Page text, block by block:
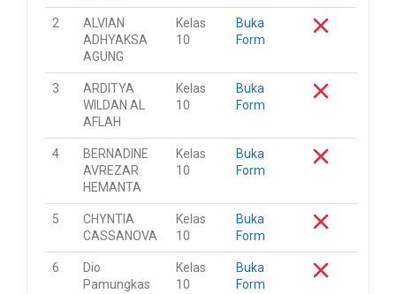
2
ALVIAN
ADHYAKSA
AGUNG
Kelas
10
Buka
Form
3
ARDITYA
WILDAN AL
AFLAH
Kelas
10
Buka
Form
4
BERNADINE
AVREZAR
HEMANTA
Kelas
10
Buka
Form
5
CHYNTIA
CASSANOVA
Kelas
10
Buka
Form
6
Dio
Pamungkas
Kelas
10
Buka
Form